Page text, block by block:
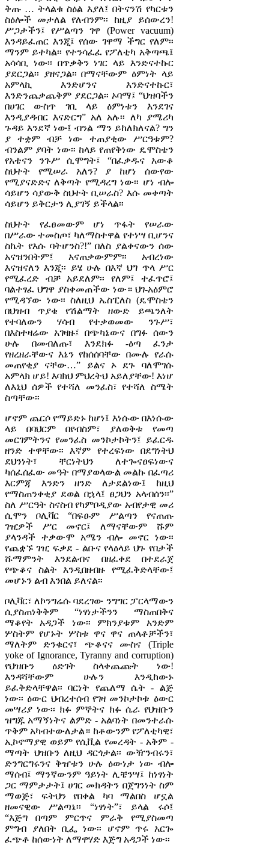
ቅጡ … ትላልቁ ስዕል እያለ፤ በትናንሽ የካርቱን
ስዕሎች መታለል የለብንም፡፡ ከዚያ ይሰውረን!
ሥጋታችን፤ የሥልጣን ገዋ (Power vacuum)
እንዳይፈጠር እንጂ፤ የሰው ገዋማ ችግር የለም፡፡
ማንም ይተካል፡፡ የተንሳፈፈ የፖለቲካ አቅጣጫ፤
አሳሳቢ ነው፡፡ በጥቃቅን ነገር ላይ እንድናተኩር
ያደርጋል፡፡ ያዘናጋል፡፡ በማናቸውም ዕምነት ላይ
አምላኪ እንድሆንና እንድናተኩር፣
እንድንጨቃጨቅም ያደርጋል፡፡ ኦባማ፤ “ህዝባችን
በሀገር ውስጥ ገቢ ላይ ዕምነቱን እንደገና
እንዲያዳብር እናድርግ” አለ አሉ፡፡ ለካ ያሜሪካ
ጉዳይ እንደኛ ነው፤ ብንል ማን ይከለክለናል? ግን
ያ ተቋም ብቻ ነው ተጠያቂው ሥርዓቱም?
ብንልም ያባት ነው፡፡ ከላይ የጠየቅነው ዴሞስቴን
የአቴናን ንጉሥ ሲሞግት፤ “በፈቃዱና አውቆ
ስህተት የሚሠራ አለን? ያ ከሆነ ሰውየው
የሚያናድድና ለቅጣት የሚዳረግ ነው፡፡ ሆነ ብሎ
ሳይሆን ሳያውቅ ስህተት ቢሠራስ? እሱ መቀጣት
ሳይሆን ይቅርታን ሊያገኝ ይችላል፡፡
ስህተት የፈፀመውም ሆነ ጥፋት የሠራው
በሥራው ተመስጦ፣ ካለማስተዋል የተነሣ ቢሆንና
ስኬት የእሱ ባትሆንስ?!” በለስ ያልቀናውን ሰው
አናዝንበትም፤ አናጠቃውምም፡፡ አብረነው
እናዝናለን እንጂ፡፡ ይሄ ሁሉ በእኛ ህግ ጥላ ሥር
የሚፈረድ ብቻ አይደለም፡፡ የለም፤ ተፈጥሮ፤
ባልተፃፈ ህግዋ ያስቀመጠችው ነው። ህገ-አዕምሮ
የሚዳኘው ነው፡፡ ስለዚህ ኤስፒለስ (ዴሞስቴን
በህዝብ ጥያቄ የሽልማት ዘውድ ይጫንለት
የተባለውን ሃሳብ የተቃወመው ንጉሥ፣
በእስተዛሬው አገዛዙ፤ በጭካኔውና በግፉ ሰውን
ሁሉ በመብለጡ፣ እንደክፉ -ዕጣ ፈንታ
የዘረዘራቸውና እኔን የከሰሰባቸው በሙሉ የራሱ
መጠየቂያ ናቸው…” ይልና ኦ ደጉ ባለሞገሱ
አምላክ ሆይ! እባክህ ምህረትህ አይለያቸው! እነሆ
ለእኒህ ሰዎች የተሻለ መንፈስ፣ የተሻለ ስሜት
ስጣቸው፡፡
ሆኖም ጨርሶ የማይድኑ ከሆነ፤ እነሱው በእነሱው
ላይ በባህርም በየብስም፣ ያለወቅቱ የመጣ
መርገምትንና የመንፈስ መንኮታኮትን፤ ይፈርዱ
ዘንድ ተዋቸው፡፡ እኛም የተረፍነው በደግነትህ
ደህንነት፣ ቸርነትህን ለተጐናፀፍነውና
ካሰፈሰፈው መዓት በማያወላውል መልኩ በፈጣሪ
እርምጃ እንድን ዘንድ ለታደልነው፤ ከዚህ
የማስጠንቀቂያ ደወል በኋላ፤ ፀጋህን አላብሰን፡፡”
ስለ ሥርዓት ስናስብ የካምቦዲያው አብየታዊ መሪ
ሲሞን ቦሊቫር “በፍፁም ሥልጣን የናጠጡ
ገዢዎች ሥር መኖር፤ ለማናቸውም ሹም
ያላንዳች ተቃውሞ አሜን ብሎ መኖር ነው፡፡
የጨቋኙ ገዢ ፍቃደ - ልቡና የላዕላይ ህጉ የበታች
ሹማምንት እንደልብና በዘፈቀደ በተደራጀ
የጭቆና ስልት እንዲበዘብዙ የሚፈቅድላቸው፤
መሆኑን ልብ እንበል ይለናል፡፡
ቦሊቫር፣ ለኮንግሬሱ ባደረገው ንግግር ፓርላማውን
ሲያስጠነቅቅም “ነፃነታችንን ማስጠበቅና
ማቆየት አዳጋች ነው፡፡ ምክንያቱም አንድም
ሦስትም የሆኑት ሦስቱ ዋና ዋና ጠላቶቻችን፣
ማለትም ድንቁርና፣ ጭቆናና ሙስና (Triple
yoke of Ignorance, Tyranny and corruption)
የህዝቡን ዕድገት ስላቀጨጩት ነው!
እንዳሻቸውም ሁሉን እንዲከውኑ
ይፈቅድላቸዋል፡፡ ባርነት የጨለማ ሴት - ልጅ
ነው፡፡ ዕውር ህብረተሰብ የገዛ መንኮታኮቱ ዕውር
መሣሪያ ነው፡፡ ክፉ ምኞትና ክፉ ሴራ የህዝቡን
ዝግጁ አማኝነትና ልምድ - አልባነት በመንተራሱ
ጥቅም አካብተውለታል። ከቶውንም የፖለቲካዊ፣
ኢኮኖማያዊ ወይም የሲቪል የመረዳት - አቅም -
ማጣት ህዝቡን ለዚህ ዳርጎታል፡፡ ውዥንብሩን፣
ድንግርግሩንና ቅዠቱን ሁሉ ዕውነታ ነው ብሎ
ማሰብ፤ ማንኛውንም ዓይነት ሊቼንሣ፤ ከነፃነት
ጋር ማምታታት፤ ሀገር መክዳትን በጀግንነት ስም
ማወጅ፣ ፍትህን የበቀል ካባ ማልበስ ሆኗል
ዘመናዊው ሥልጣኔ፡፡ “ነፃነት”፣ ይላል ሩሶ፤
“እጅግ በጣም ምርጥና ምራቅ የሚያስመጣ
ምግብ ያለበት ቢፌ ነው፡፡ ሆኖም ጥሩ አርጐ
ፈጭቶ ከሰውነት ለማዋሃድ እጅግ አዳጋች ነው፡፡